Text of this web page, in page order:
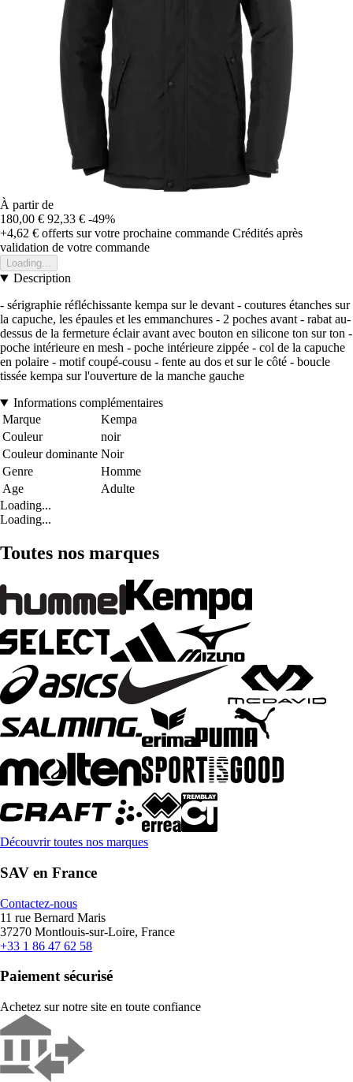
À partir de
180,00 € 92,33 € -49%
+4,62 € offerts sur votre prochaine commande Crédités après
validation de votre commande
Loading...
Description
- sérigraphie réfléchissante kempa sur le devant - coutures étanches sur
la capuche, les épaules et les emmanchures - 2 poches avant - rabat au-
dessus de la fermeture éclair avant avec bouton en silicone ton sur ton -
poche intérieure en mesh - poche intérieure zippée - col de la capuche
en polaire - motif coupé-cousu - fente au dos et sur le côté - boucle
tissée kempa sur l'ouverture de la manche gauche
Informations complémentaires
Marque
Kempa
Couleur
noir
Couleur dominante Noir
Genre
Homme
Age
Adulte
Loading...
Loading...
Toutes nos marques
Découvrir toutes nos marques
SAV en France
Contactez-nous
11 rue Bernard Maris
37270 Montlouis-sur-Loire, France
+33 1 86 47 62 58
Paiement sécurisé
Achetez sur notre site en toute confiance